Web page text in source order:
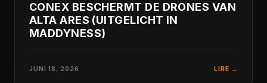
CONEX BESCHERMT DE DRONES VAN
ALTA ARES (UITGELICHT IN
MADDYNESS)
JUNI 18, 2026 LIRE →